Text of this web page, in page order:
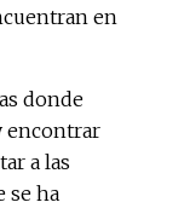
en
donde
encontrar
a las
se ha